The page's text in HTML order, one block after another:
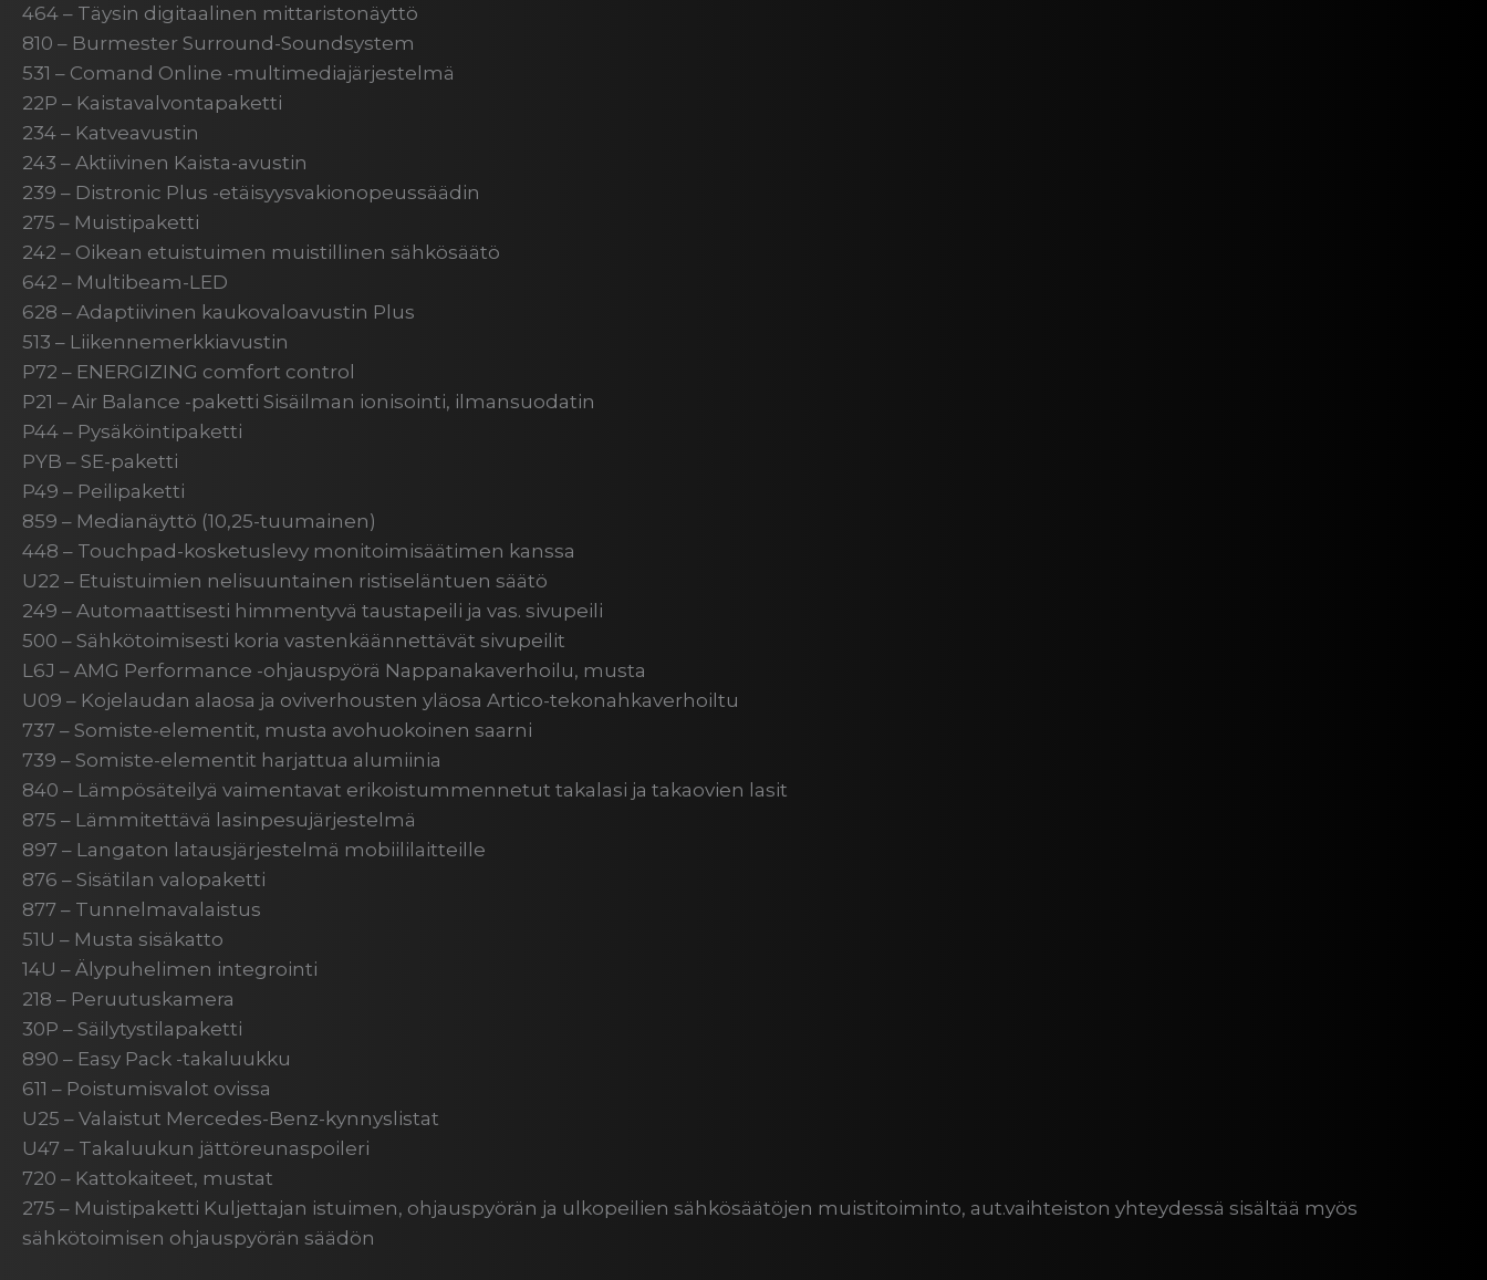
464 – Täysin digitaalinen mittaristonäyttö
810 – Burmester Surround-Soundsystem
531 – Comand Online -multimediajärjestelmä
22P – Kaistavalvontapaketti
234 – Katveavustin
243 – Aktiivinen Kaista-avustin
239 – Distronic Plus -etäisyysvakionopeussäädin
275 – Muistipaketti
242 – Oikean etuistuimen muistillinen sähkösäätö
642 – Multibeam-LED
628 – Adaptiivinen kaukovaloavustin Plus
513 – Liikennemerkkiavustin
P72 – ENERGIZING comfort control
P21 – Air Balance -paketti Sisäilman ionisointi, ilmansuodatin
P44 – Pysäköintipaketti
PYB – SE-paketti
P49 – Peilipaketti
859 – Medianäyttö (10,25-tuumainen)
448 – Touchpad-kosketuslevy monitoimisäätimen kanssa
U22 – Etuistuimien nelisuuntainen ristiseläntuen säätö
249 – Automaattisesti himmentyvä taustapeili ja vas. sivupeili
500 – Sähkötoimisesti koria vastenkäännettävät sivupeilit
L6J – AMG Performance -ohjauspyörä Nappanakaverhoilu, musta
U09 – Kojelaudan alaosa ja oviverhousten yläosa Artico-tekonahkaverhoiltu
737 – Somiste-elementit, musta avohuokoinen saarni
739 – Somiste-elementit harjattua alumiinia
840 – Lämpösäteilyä vaimentavat erikoistummennetut takalasi ja takaovien lasit
875 – Lämmitettävä lasinpesujärjestelmä
897 – Langaton latausjärjestelmä mobiililaitteille
876 – Sisätilan valopaketti
877 – Tunnelmavalaistus
51U – Musta sisäkatto
14U – Älypuhelimen integrointi
218 – Peruutuskamera
30P – Säilytystilapaketti
890 – Easy Pack -takaluukku
611 – Poistumisvalot ovissa
U25 – Valaistut Mercedes-Benz-kynnyslistat
U47 – Takaluukun jättöreunaspoileri
720 – Kattokaiteet, mustat
275 – Muistipaketti Kuljettajan istuimen, ohjauspyörän ja ulkopeilien sähkösäätöjen muistitoiminto, aut.vaihteiston yhteydessä sisältää myös
sähkötoimisen ohjauspyörän säädön